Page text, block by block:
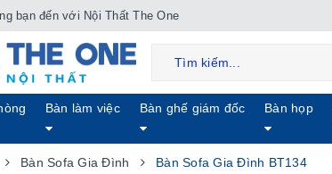
bạn đến với Nội Thất The One
Bàn làm việc Bàn ghế giám đốc Bàn họp
Bàn Sofa Gia Đình Bàn Sofa Gia Đình BT134